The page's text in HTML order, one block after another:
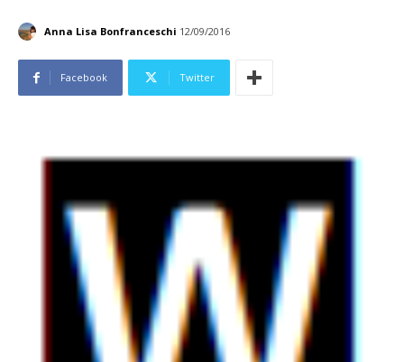
Anna Lisa Bonfranceschi 12/09/2016
Facebook Twitter